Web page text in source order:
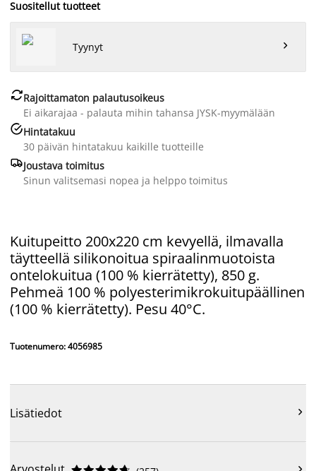
Suositellut tuotteet
Tyynyt 
Rajoittamaton palautusoikeus
Ei aikarajaa - palauta mihin tahansa JYSK-myymälään
Hintatakuu
30 päivän hintatakuu kaikille tuotteille
Joustava toimitus
Sinun valitsemasi nopea ja helppo toimitus
Kuitupeitto 200x220 cm kevyellä, ilmavalla
täytteellä silikonoitua spiraalinmuotoista
ontelokuitua (100 % kierrätetty), 850 g.
Pehmeä 100 % polyesterimikrokuitupäällinen
(100 % kierrätetty). Pesu 40°C.
Tuotenumero: 4056985
Lisätiedot 